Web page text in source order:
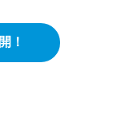
！